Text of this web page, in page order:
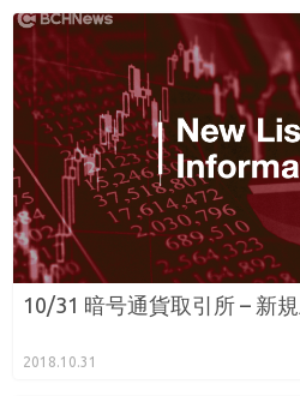
10/31 暗号通貨取引所 – 新
2018.10.31